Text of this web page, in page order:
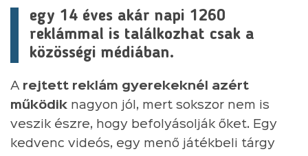
egy 14 éves akár napi 1260
reklámmal is találkozhat csak a
közösségi médiában.
A rejtett reklám gyerekeknél azért
működik nagyon jól, mert sokszor nem is
veszik észre, hogy befolyásolják őket. Egy
kedvenc videós, egy menő játékbeli tárgy